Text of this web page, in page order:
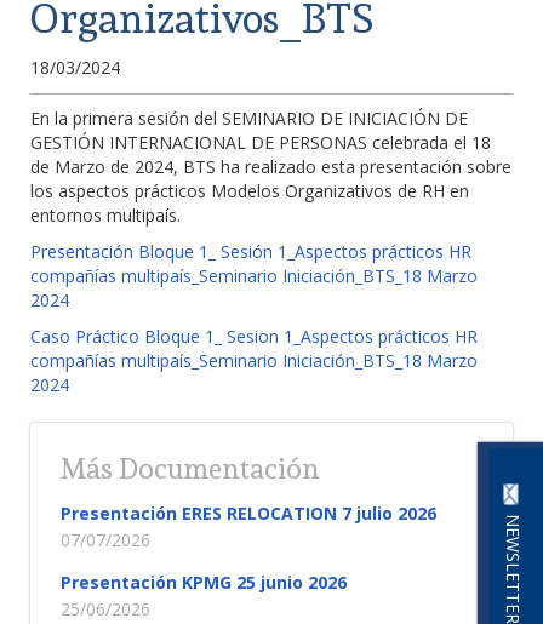
NEWSLETTER
Organizativos_BTS
18/03/2024
En la primera sesión del SEMINARIO DE INICIACIÓN DE
GESTIÓN INTERNACIONAL DE PERSONAS celebrada el 18
de Marzo de 2024, BTS ha realizado esta presentación sobre
los aspectos prácticos Modelos Organizativos de RH en
entornos multipaís.
Presentación Bloque 1_ Sesión 1_Aspectos prácticos HR
compañías multipaís_Seminario Iniciación_BTS_18 Marzo
2024
Caso Práctico Bloque 1_ Sesion 1_Aspectos prácticos HR
compañías multipaís_Seminario Iniciación_BTS_18 Marzo
2024
Más Documentación
Presentación ERES RELOCATION 7 julio 2026
07/07/2026
Presentación KPMG 25 junio 2026
25/06/2026